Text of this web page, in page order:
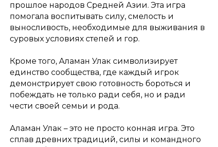
прошлое народов Средней Азии. Эта игра
помогала воспитывать силу, смелость и
выносливость, необходимые для выживания в
суровых условиях степей и гор.
Кроме того, Аламан Улак символизирует
единство сообщества, где каждый игрок
демонстрирует свою готовность бороться и
побеждать не только ради себя, но и ради
чести своей семьи и рода.
Аламан Улак – это не просто конная игра. Это
сплав древних традиций, силы и командного